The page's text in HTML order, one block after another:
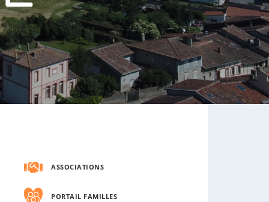
o
u
s
-
m
e
u
ASSOCIATIONS
PORTAIL FAMILLES